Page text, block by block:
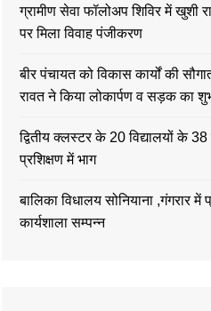
ग्रामीण सेवा फॉलोअप शिविर में खुशी
पर मिला विवाह पंजीकरण
बीर पंचायत को विकास कार्यों की
रावत ने किया लोकार्पण व सड़क का
द्वितीय क्लस्टर के 20 विद्यालयों के 38
प्रशिक्षण में भाग
बालिका विधालय सोनियाना ,गंगरार में
कार्यशाला सम्पन्न